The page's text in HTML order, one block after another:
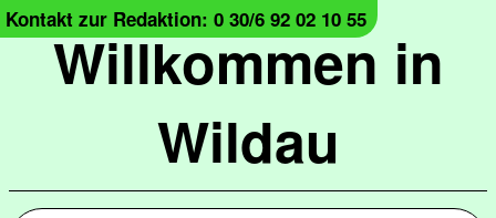
Willkommen in
Wildau
Kontakt zur Redaktion: 0 30/6 92 02 10 55